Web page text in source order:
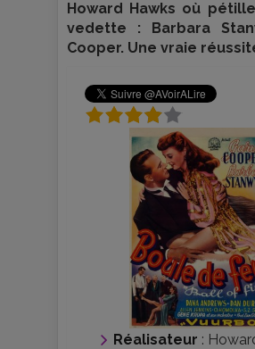
Howard Hawks où
vedette : Barbara
Cooper. Une vraie
Réalisateur :